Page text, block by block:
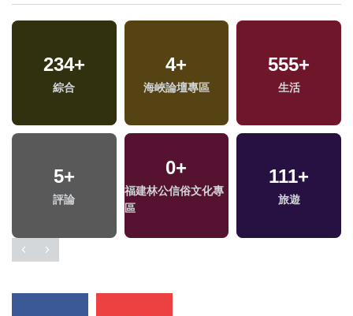
234+
綜合
4+
海峽論壇專區
555+
生活
5+
評論
0+
福建林公信俗文化專
區
111+
旅遊
0+
兩岸藝苑天地
56+
運動
7+
司法放大鏡
13+
兩岸道教文化交流專
135
財經及消費
4+
2024總統大選